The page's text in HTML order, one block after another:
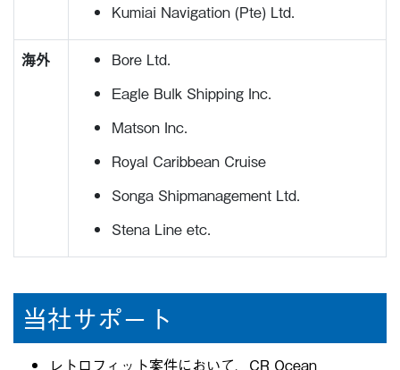
Kumiai Navigation (Pte) Ltd.
海外
Bore Ltd.
Eagle Bulk Shipping Inc.
Matson Inc.
Royal Caribbean Cruise
Songa Shipmanagement Ltd.
Stena Line etc.
当社サポート
レトロフィット案件において、CR Ocean